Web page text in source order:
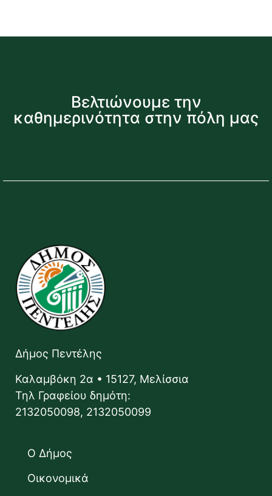
Βελτιώνουμε την
καθημερινότητα στην πόλη μας
Δήμος Πεντέλης
Καλαμβόκη 2α • 15127, Μελίσσια
Τηλ Γραφείου δημότη:
2132050098, 2132050099
Ο Δήμος
Οικονομικά